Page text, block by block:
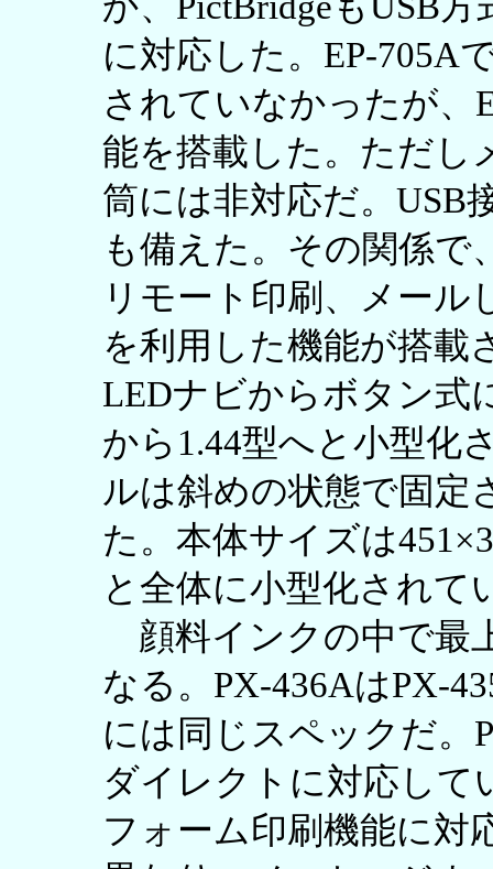
に対応した。EP-705A
されていなかったが、
能を搭載した。ただし
筒には非対応だ。USB
も備えた。その関係で
リモート印刷、メー
を利用した機能が搭載
LEDナビからボタン式
から1.44型へと小型化
ルは斜めの状態で固定
た。本体サイズは
と全体に小型化されて
顔料インクの中で最
なる。PX-436AはPX-
には同じスペックだ。
ダイレクトに対応して
フォーム印刷機能に対